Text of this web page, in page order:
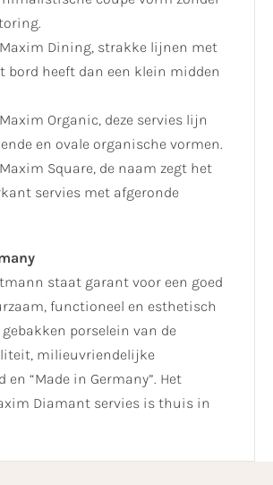
Dining, strakke lijnen met
bord heeft dan een klein midden
Organic, deze servies lijn
en ovale organische vormen.
Square, de naam zegt het
servies met afgeronde
staat garant voor een goed
functioneel en esthetisch
gebakken porselein van de
milieuvriendelijke
en “Made in Germany”. Het
Diamant servies is thuis in